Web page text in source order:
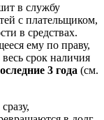
в службу
с плательщиком,
в средствах.
ему по праву,
срок наличия
3 года (см.